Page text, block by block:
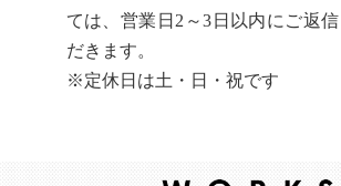
ては、営業日2～3日以内にご返
だきます。
※定休日は土・日・祝です